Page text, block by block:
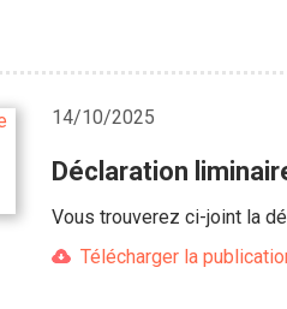
14/10/2025
Déclaration
Vous trouverez ci-joint la
Télécharger la